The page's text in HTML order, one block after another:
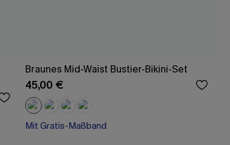
Braunes Mid-Waist Bustier-Bikini-Set
45,00 €
Mit Gratis-Maßband
Nahtlos